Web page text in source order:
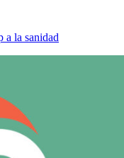
a la sanidad